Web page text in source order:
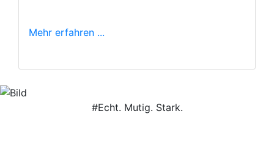
Mehr erfahren ...
#Echt. Mutig. Stark.